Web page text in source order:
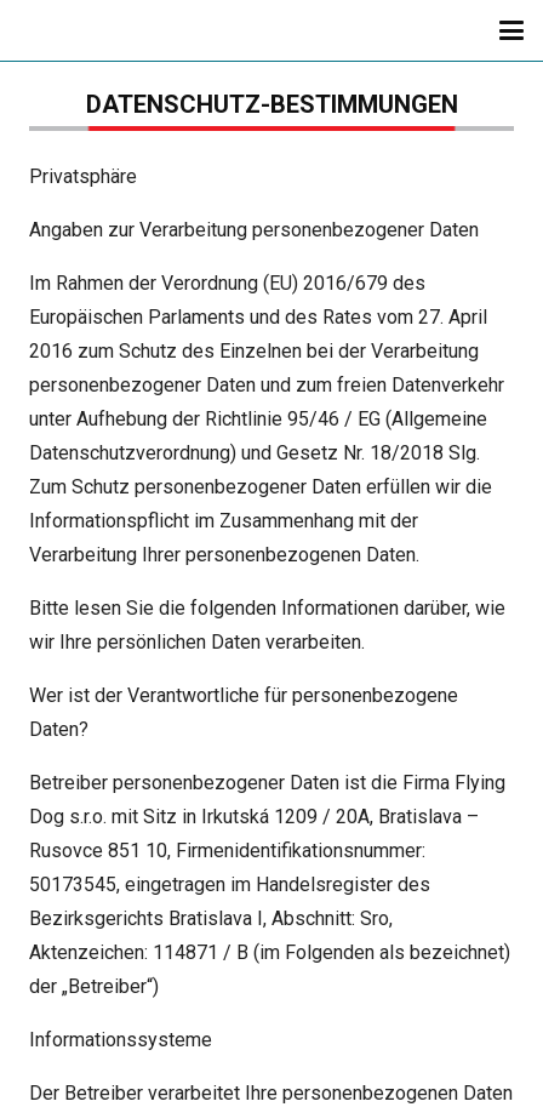
DATENSCHUTZ-BESTIMMUNGEN
Privatsphäre
Angaben zur Verarbeitung personenbezogener Daten
Im Rahmen der Verordnung (EU) 2016/679 des
Europäischen Parlaments und des Rates vom 27. April
2016 zum Schutz des Einzelnen bei der Verarbeitung
personenbezogener Daten und zum freien Datenverkehr
unter Aufhebung der Richtlinie 95/46 / EG (Allgemeine
Datenschutzverordnung) und Gesetz Nr. 18/2018 Slg.
Zum Schutz personenbezogener Daten erfüllen wir die
Informationspflicht im Zusammenhang mit der
Verarbeitung Ihrer personenbezogenen Daten.
Bitte lesen Sie die folgenden Informationen darüber, wie
wir Ihre persönlichen Daten verarbeiten.
Wer ist der Verantwortliche für personenbezogene
Daten?
Betreiber personenbezogener Daten ist die Firma Flying
Dog s.r.o. mit Sitz in Irkutská 1209 / 20A, Bratislava –
Rusovce 851 10, Firmenidentifikationsnummer:
50173545, eingetragen im Handelsregister des
Bezirksgerichts Bratislava I, Abschnitt: Sro,
Aktenzeichen: 114871 / B (im Folgenden als bezeichnet)
der „Betreiber“)
Informationssysteme
Der Betreiber verarbeitet Ihre personenbezogenen Daten